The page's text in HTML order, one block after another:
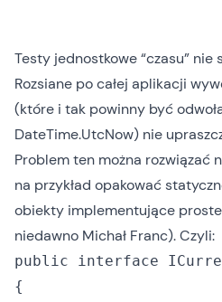
Testy jednostkowe “czasu” nie
Rozsiane po całej aplikacji
(które i tak powinny być
DateTime.UtcNow) nie
Problem ten można rozwiązać
na przykład opakować
obiekty implementujące
niedawno Michał Franc). Czyli:
public interface
{